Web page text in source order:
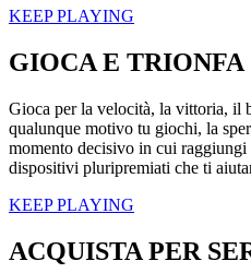
KEEP PLAYING
GIOCA E TRIONFA
Gioca per la velocità, la vittoria, il
qualunque motivo tu giochi, la
momento decisivo in cui
dispositivi pluripremiati che ti
KEEP PLAYING
ACQUISTA PER